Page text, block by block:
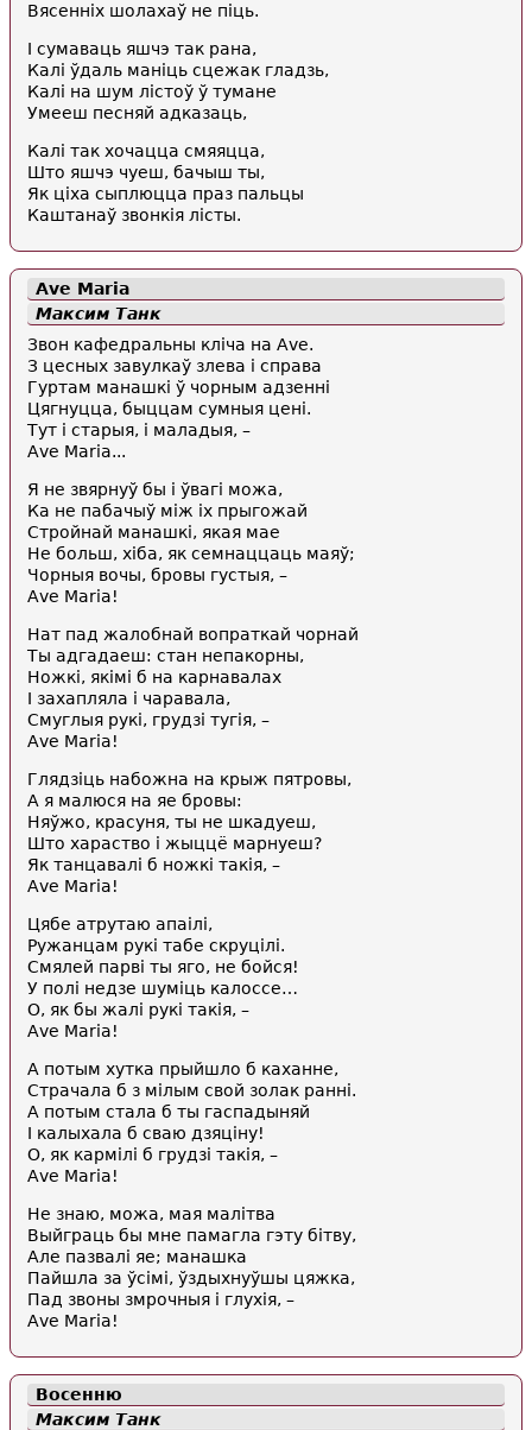
Вясенніх шолахаў не піць.
І сумаваць яшчэ так рана,
Калі ўдаль маніць сцежак гладзь,
Калі на шум лістоў ў тумане
Умееш песняй адказаць,
Калі так хочацца смяяцца,
Што яшчэ чуеш, бачыш ты,
Як ціха сыплюцца праз пальцы
Каштанаў звонкія лісты.
Аvе Mаrіа
Максим Танк
Звон кафедральны кліча на Аvе.
З цесных завулкаў злева і справа
Гуртам манашкі ў чорным адзенні
Цягнуцца, быццам сумныя цені.
Тут і старыя, і маладыя, –
Аvе Mаrіа...
Я не звярнуў бы і ўвагі можа,
Ка не пабачыў між іх прыгожай
Стройнай манашкі, якая мае
Не больш, хіба, як семнаццаць маяў;
Чорныя вочы, бровы густыя, –
Аvе Mаrіа!
Нат пад жалобнай вопраткай чорнай
Ты адгадаеш: стан непакорны,
Ножкі, якімі б на карнавалах
І захапляла і чаравала,
Смуглыя рукі, грудзі тугія, –
Аvе Mаrіа!
Глядзіць набожна на крыж пятровы,
А я малюся на яе бровы:
Няўжо, красуня, ты не шкадуеш,
Што хараство і жыццё марнуеш?
Як танцавалі б ножкі такія, –
Аvе Mаrіа!
Цябе атрутаю апаілі,
Ружанцам рукі табе скруцілі.
Смялей парві ты яго, не бойся!
У полі недзе шуміць калоссе…
О, як бы жалі рукі такія, –
Аvе Mаrіа!
А потым хутка прыйшло б каханне,
Страчала б з мілым свой золак ранні.
А потым стала б ты гаспадыняй
І калыхала б сваю дзяціну!
О, як кармілі б грудзі такія, –
Аvе Mаrіа!
Не знаю, можа, мая малітва
Выйграць бы мне памагла гэту бітву,
Але пазвалі яе; манашка
Пайшла за ўсімі, ўздыхнуўшы цяжка,
Пад звоны змрочныя і глухія, –
Аvе Mаrіа!
Восенню
Максим Танк